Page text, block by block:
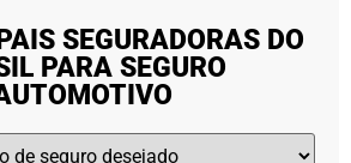
SEGURADORAS DO
PARA SEGURO